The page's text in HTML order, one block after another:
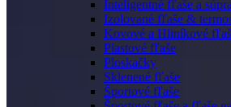
Inteligentné fľaše a
Izolované fľaše &
Kovové a Hliníkové
Plastové fľaše
Ploskačky
Sklenené fľaše
Športové fľaše